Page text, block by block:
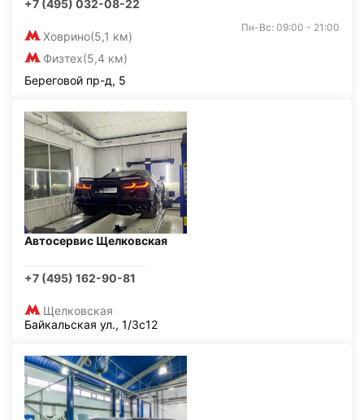
+7 (495) 032-08-22
Ховрино(5,1 км)
Физтех(5,4 км)
Пн-Вс: 09:00 - 21:00
Береговой пр-д, 5
Автосервис Щелковская
+7 (495) 162-90-81
Щелковская
Байкальская ул., 1/3с12